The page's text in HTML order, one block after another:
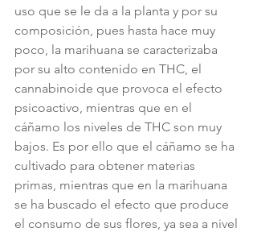
uso que se le da a la planta y por su
composición, pues hasta hace muy
poco, la marihuana se caracterizaba
por su alto contenido en THC, el
cannabinoide que provoca el efecto
psicoactivo, mientras que en el
cáñamo los niveles de THC son muy
bajos. Es por ello que el cáñamo se ha
cultivado para obtener materias
primas, mientras que en la marihuana
se ha buscado el efecto que produce
el consumo de sus flores, ya sea a nivel